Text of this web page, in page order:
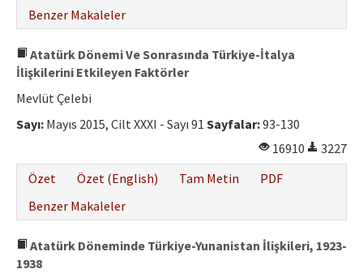
Benzer Makaleler
Atatürk Dönemi Ve Sonrasında Türkiye-İtalya
İlişkilerini Etkileyen Faktörler
Mevlüt Çelebi
Sayı: Mayıs 2015, Cilt XXXI - Sayı 91 Sayfalar:93-130
16910
3227
Özet
Özet (English) Tam Metin
PDF
Benzer Makaleler
Atatürk Döneminde Türkiye-Yunanistan İlişkileri, 1923-
1938